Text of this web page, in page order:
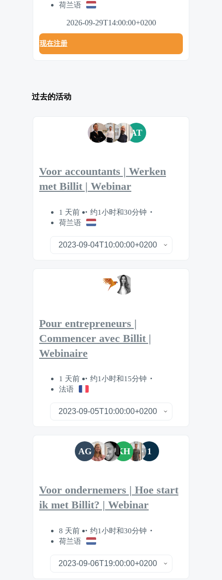
荷兰语
2026-09-29T14:00:00+0200
现在注册
过去的活动
AT
Voor accountants | Werken
met Billit | Webinar
1 天前
约1小时和30分钟
荷兰语
Pour entrepreneurs |
Commencer avec Billit |
Webinaire
1 天前
约1小时和15分钟
法语
AG KH 1
Voor ondernemers | Hoe start
ik met Billit? | Webinar
8 天前
约1小时和30分钟
荷兰语